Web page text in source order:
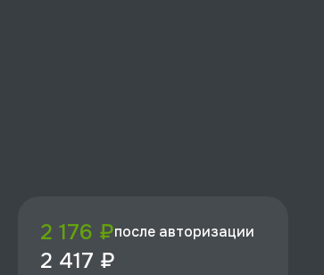
2 176 ₽после авторизации
2 417 ₽